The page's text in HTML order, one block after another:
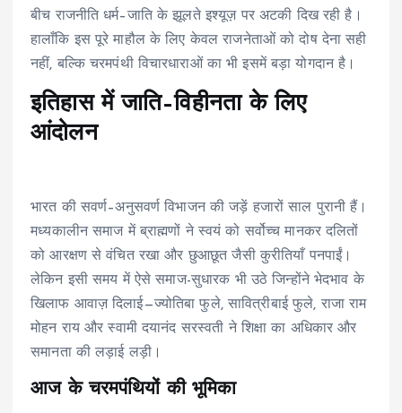
बीच राजनीति धर्म–जाति के झूलते इश्यूज़ पर अटकी दिख रही है।
हालाँकि इस पूरे माहौल के लिए केवल राजनेताओं को दोष देना सही
नहीं, बल्कि चरमपंथी विचारधाराओं का भी इसमें बड़ा योगदान है।
इतिहास में जाति–विहीनता के लिए
आंदोलन
भारत की सवर्ण–अनुसवर्ण विभाजन की जड़ें हजारों साल पुरानी हैं।
मध्यकालीन समाज में ब्राह्मणों ने स्वयं को सर्वोच्च मानकर दलितों
को आरक्षण से वंचित रखा और छुआछूत जैसी कुरीतियाँ पनपाईं।
लेकिन इसी समय में ऐसे समाज-सुधारक भी उठे जिन्होंने भेदभाव के
खिलाफ आवाज़ दिलाई—ज्योतिबा फुले, सावित्रीबाई फुले, राजा राम
मोहन राय और स्वामी दयानंद सरस्वती ने शिक्षा का अधिकार और
समानता की लड़ाई लड़ी।
आज के चरमपंथियों की भूमिका